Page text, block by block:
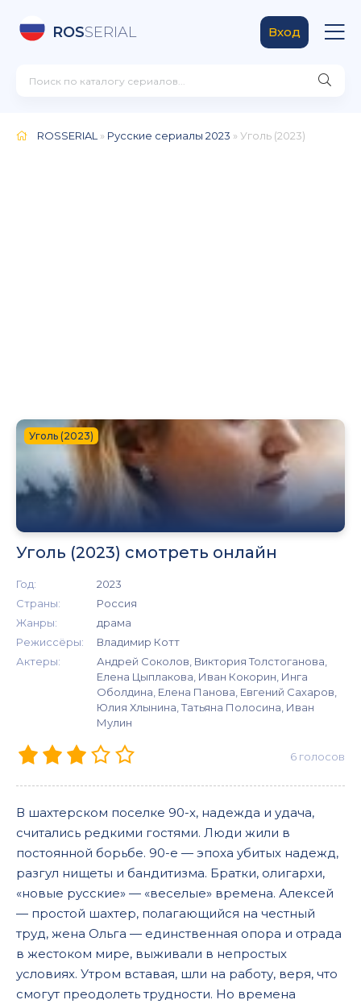
ROSSERIAL Вход
ROSSERIAL » Русские сериалы 2023 » Уголь (2023)
Уголь (2023)
Уголь (2023) смотреть онлайн
Год:
2023
Страны:
Россия
Жанры:
драма
Режиссёры:
Владимир Котт
Актеры:
Андрей Соколов, Виктория Толстоганова,
Елена Цыплакова, Иван Кокорин, Инга
Оболдина, Елена Панова, Евгений Сахаров,
Юлия Хлынина, Татьяна Полосина, Иван
Мулин
6 голосов
В шахтерском поселке 90-х, надежда и удача,
считались редкими гостями. Люди жили в
постоянной борьбе. 90-е — эпоха убитых надежд,
разгул нищеты и бандитизма. Братки, олигархи,
«новые русские» — «веселые» времена. Алексей
— простой шахтер, полагающийся на честный
труд, жена Ольга — единственная опора и отрада
в жестоком мире, выживали в непростых
условиях. Утром вставая, шли на работу, веря, что
смогут преодолеть трудности. Но времена